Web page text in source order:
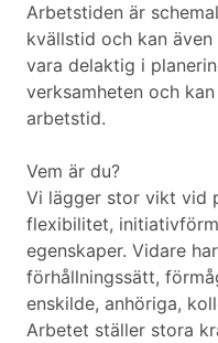
Arbetstiden är
kvällstid och kan
vara delaktig i
verksamheten och
arbetstid.
Vem är du?
Vi lägger stor vikt vid
flexibilitet,
egenskaper. Vidare
förhållningssätt,
enskilde, anhöriga,
Arbetet ställer stora